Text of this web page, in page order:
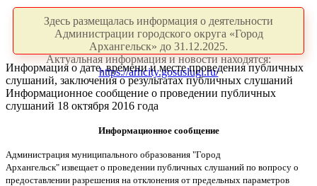
Здесь размещалась информация о деятельности
Администрации городского округа «Город
Архангельск» до 31.12.2025.
Актуальная информация и новости находятся:
https://arhcity.gosuslugi.ru/
Информация о дате, времени и месте проведения публичных
слушаний, заключения о результатах публичных слушаний
Информационное сообщение о проведении публичных
слушаний 18 октября 2016 года
Информационное сообщение
Администрация муниципального образования "Город
Архангельск" извещает о проведении публичных слушаний по вопросу о
предоставлении разрешения на отклонения от предельных параметров